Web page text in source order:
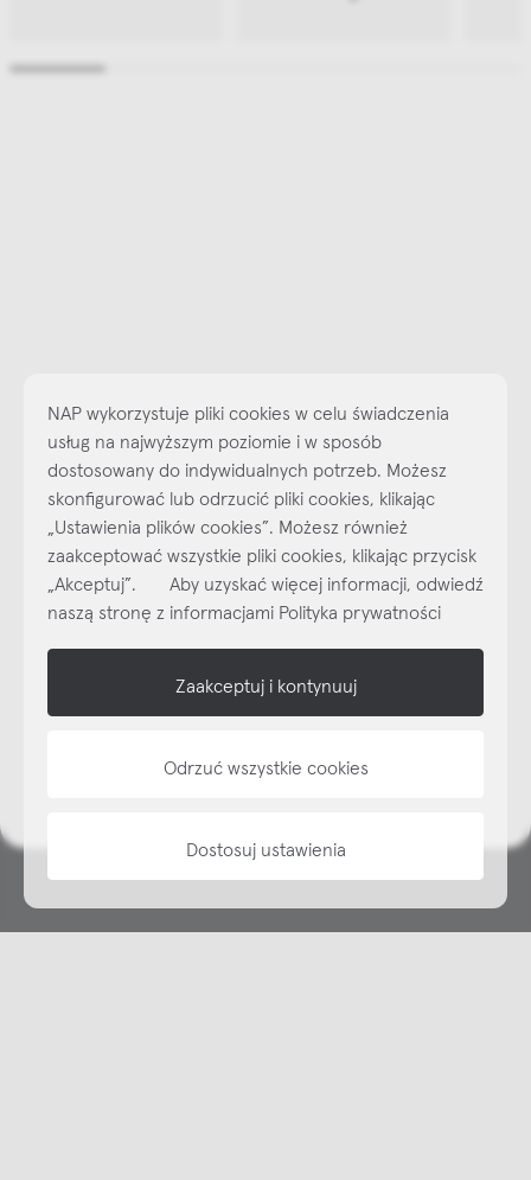
Najlepsze inspiracje i promocje na wyciągnięcie ręki, zapisz się już
dzisiaj do naszego cyklicznego newslettera!
SubskrybujNEWSLETTER
NAP
NAP wykorzystuje pliki cookies w celu świadczenia
usług na najwyższym poziomie i w sposób
dostosowany do indywidualnych potrzeb. Możesz
skonfigurować lub odrzucić pliki cookies, klikając
„Ustawienia plików cookies”. Możesz również
zaakceptować wszystkie pliki cookies, klikając przycisk
„Akceptuj”. Aby uzyskać więcej informacji, odwiedź
naszą stronę z informacjami Polityka prywatności
Zaakceptuj i kontynuuj
Odrzuć wszystkie cookies
Dostosuj ustawienia